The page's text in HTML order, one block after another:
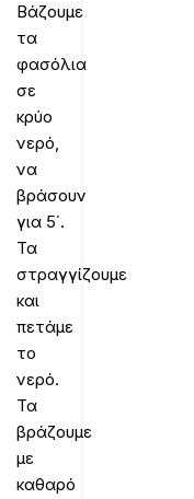
Βάζουμε
τα
φασόλια
σε
κρύο
νερό,
να
βράσουν
για 5΄.
Τα
στραγγίζουμε
και
πετάμε
το
νερό.
Τα
βράζουμε
με
καθαρό